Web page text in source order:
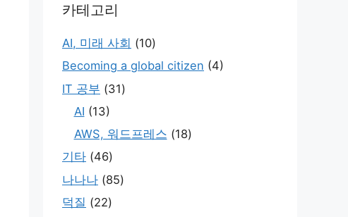
카테고리
AI, 미래 사회 (10)
Becoming a global citizen (4)
IT 공부 (31)
AI (13)
AWS, 워드프레스 (18)
기타 (46)
나나나 (85)
덕질 (22)